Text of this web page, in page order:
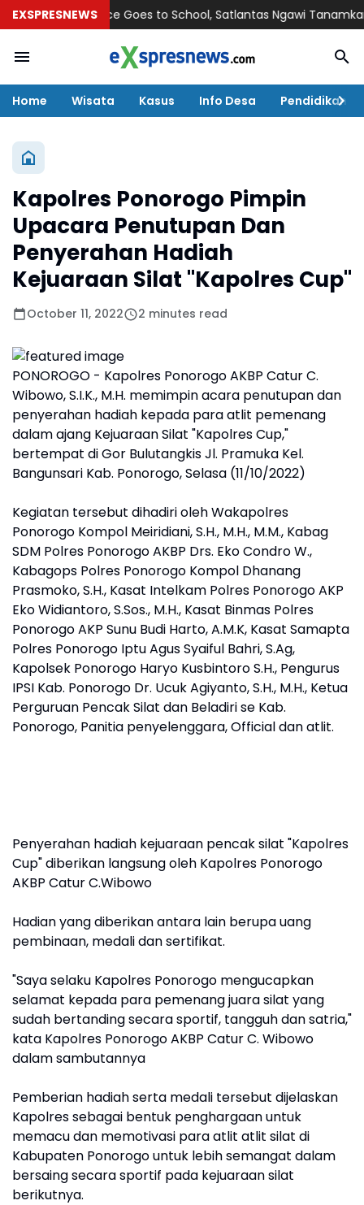
EXSPRESNEWS
Police Goes to School, Satlantas Ngawi Tanamkan Tertib
Home Wisata Kasus Info Desa Pendidikan
Kapolres Ponorogo Pimpin
Upacara Penutupan Dan
Penyerahan Hadiah
Kejuaraan Silat "Kapolres Cup"
October 11, 2022 2 minutes read
PONOROGO - Kapolres Ponorogo AKBP Catur C.
Wibowo, S.I.K., M.H. memimpin acara penutupan dan
penyerahan hadiah kepada para atlit pemenang
dalam ajang Kejuaraan Silat "Kapolres Cup,"
bertempat di Gor Bulutangkis Jl. Pramuka Kel.
Bangunsari Kab. Ponorogo, Selasa (11/10/2022)
Kegiatan tersebut dihadiri oleh Wakapolres
Ponorogo Kompol Meiridiani, S.H., M.H., M.M., Kabag
SDM Polres Ponorogo AKBP Drs. Eko Condro W.,
Kabagops Polres Ponorogo Kompol Dhanang
Prasmoko, S.H., Kasat Intelkam Polres Ponorogo AKP
Eko Widiantoro, S.Sos., M.H., Kasat Binmas Polres
Ponorogo AKP Sunu Budi Harto, A.M.K, Kasat Samapta
Polres Ponorogo Iptu Agus Syaiful Bahri, S.Ag,
Kapolsek Ponorogo Haryo Kusbintoro S.H., Pengurus
IPSI Kab. Ponorogo Dr. Ucuk Agiyanto, S.H., M.H., Ketua
Perguruan Pencak Silat dan Beladiri se Kab.
Ponorogo, Panitia penyelenggara, Official dan atlit.
Penyerahan hadiah kejuaraan pencak silat "Kapolres
Cup" diberikan langsung oleh Kapolres Ponorogo
AKBP Catur C.Wibowo
Hadian yang diberikan antara lain berupa uang
pembinaan, medali dan sertifikat.
"Saya selaku Kapolres Ponorogo mengucapkan
selamat kepada para pemenang juara silat yang
sudah bertanding secara sportif, tangguh dan satria,"
kata Kapolres Ponorogo AKBP Catur C. Wibowo
dalam sambutannya
Pemberian hadiah serta medali tersebut dijelaskan
Kapolres sebagai bentuk penghargaan untuk
memacu dan memotivasi para atlit atlit silat di
Kabupaten Ponorogo untuk lebih semangat dalam
bersaing secara sportif pada kejuaraan silat
berikutnya.